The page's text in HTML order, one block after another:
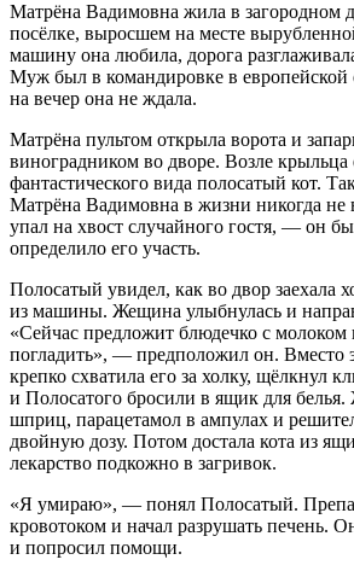
Матрёна Вадимовна жила в загородном
посёлке, выросшем на месте
машину она любила, дорога
Муж был в командировке в европейской
на вечер она не ждала.
Матрёна пультом открыла ворота и
виноградником во дворе. Возле крыльца
фантастического вида полосатый кот.
Матрёна Вадимовна в жизни никогда не
упал на хвост случайного гостя, — он
определило его участь.
Полосатый увидел, как во двор заехала
из машины. Жещина улыбнулась и
«Сейчас предложит блюдечко с молоком
погладить», — предположил он. Вместо
крепко схватила его за холку, щёлкнул
и Полосатого бросили в ящик для
шприц, парацетамол в ампулах и
двойную дозу. Потом достала кота из
лекарство подкожно в загривок.
«Я умираю», — понял Полосатый.
кровотоком и начал разрушать печень.
и попросил помощи.